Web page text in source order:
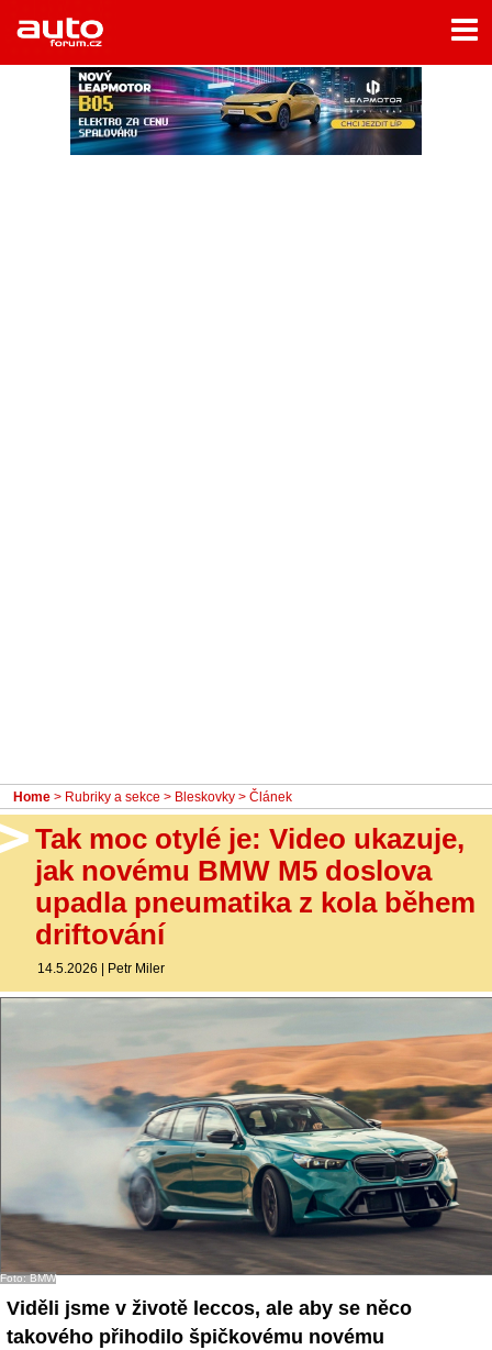
Home
Rubriky
- Testy aut
- Jízdní dojmy a další testy
Home > Rubriky a sekce > Bleskovky > Článek
Tak moc otylé je: Video ukazuje,
jak novému BMW M5 doslova
upadla pneumatika z kola během
driftování
14.5.2026 | Petr Miler
Foto: BMW
Viděli jsme v životě leccos, ale aby se něco
takového přihodilo špičkovému novému